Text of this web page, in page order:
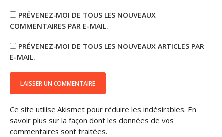
PRÉVENEZ-MOI DE TOUS LES NOUVEAUX
COMMENTAIRES PAR E-MAIL.
PRÉVENEZ-MOI DE TOUS LES NOUVEAUX ARTICLES PAR
E-MAIL.
Ce site utilise Akismet pour réduire les indésirables. En
savoir plus sur la façon dont les données de vos
commentaires sont traitées.